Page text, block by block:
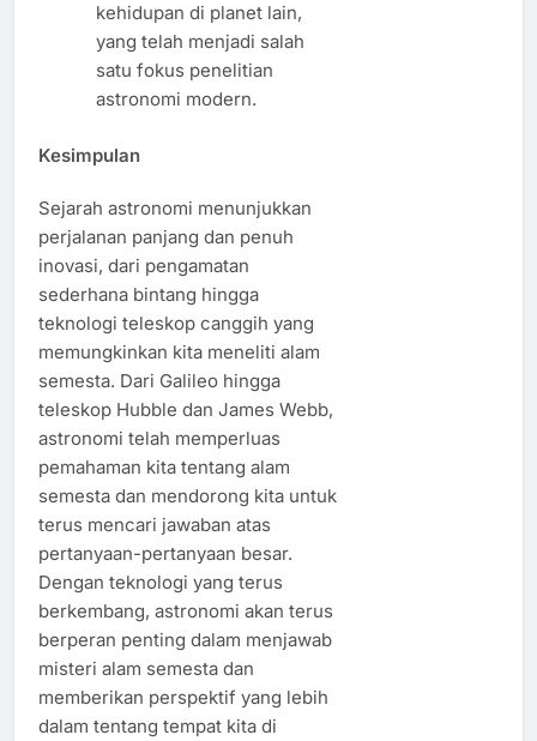
kehidupan di planet lain,
yang telah menjadi salah
satu fokus penelitian
astronomi modern.
Kesimpulan
Sejarah astronomi menunjukkan
perjalanan panjang dan penuh
inovasi, dari pengamatan
sederhana bintang hingga
teknologi teleskop canggih yang
memungkinkan kita meneliti alam
semesta. Dari Galileo hingga
teleskop Hubble dan James Webb,
astronomi telah memperluas
pemahaman kita tentang alam
semesta dan mendorong kita untuk
terus mencari jawaban atas
pertanyaan-pertanyaan besar.
Dengan teknologi yang terus
berkembang, astronomi akan terus
berperan penting dalam menjawab
misteri alam semesta dan
memberikan perspektif yang lebih
dalam tentang tempat kita di